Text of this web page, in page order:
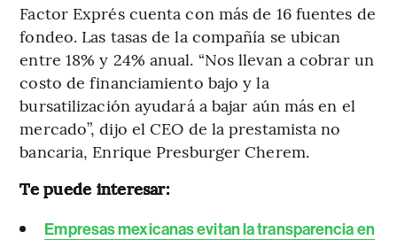
Factor Exprés cuenta con más de 16 fuentes de
fondeo. Las tasas de la compañía se ubican
entre 18% y 24% anual. “Nos llevan a cobrar un
costo de financiamiento bajo y la
bursatilización ayudará a bajar aún más en el
mercado”, dijo el CEO de la prestamista no
bancaria, Enrique Presburger Cherem.
Te puede interesar:
Empresas mexicanas evitan la transparencia en